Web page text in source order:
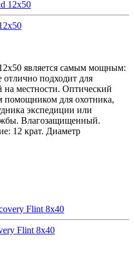
является самым мощным:
подходит для
местности. Оптический
помощником для охотника,
экспедиции или
Влагозащищенный.
12 крат. Диаметр
Flint 8x40